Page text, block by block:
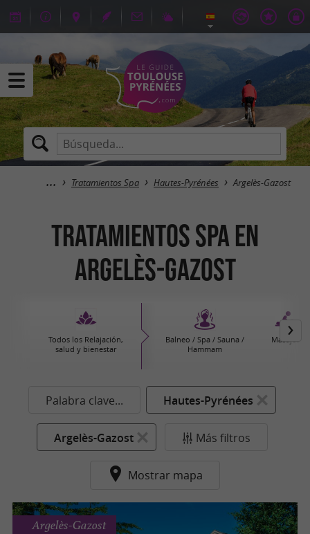
Tratamientos Spa Hautes-Pyrénées Argelès-Gazost
Tratamientos Spa en
Argelès-Gazost
Todos los Relajación,
salud y bienestar
Balneo / Spa / Sauna /
Hammam
Masajes
Palabra clave... Hautes-Pyrénées
Argelès-Gazost Más filtros
Mostrar mapa
Argelès-Gazost